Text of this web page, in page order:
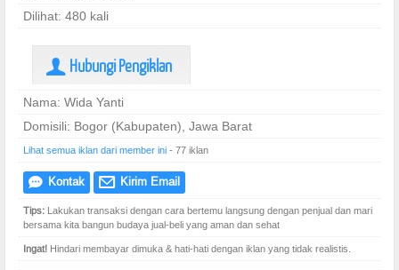
Dilihat: 480 kali
U Hubungi Pengiklan
Nama: Wida Yanti
Domisili: Bogor (Kabupaten), Jawa Barat
Lihat semua iklan dari member ini - 77 iklan
e Kontak @ Kirim Email
Tips: Lakukan transaksi dengan cara bertemu langsung dengan penjual dan mari
bersama kita bangun budaya jual-beli yang aman dan sehat
Ingat! Hindari membayar dimuka & hati-hati dengan iklan yang tidak realistis.